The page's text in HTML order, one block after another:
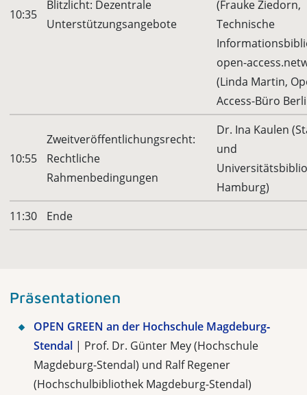
10:35
Blitzlicht: Dezentrale
Unterstützungsangebote
(Frauke Ziedorn,
Technische
open-
(Linda Martin,
Access-Büro
10:55
Zweitveröffentlichungsrecht:
Rechtliche
Rahmenbedingungen
Dr. Ina Kaulen
und
Hamburg)
11:30
Ende
Präsentationen
OPEN GREEN an der Hochschule Magdeburg‐
Stendal | Prof. Dr. Günter Mey (Hochschule
Magdeburg-Stendal) und Ralf Regener
(Hochschulbibliothek Magdeburg-Stendal)